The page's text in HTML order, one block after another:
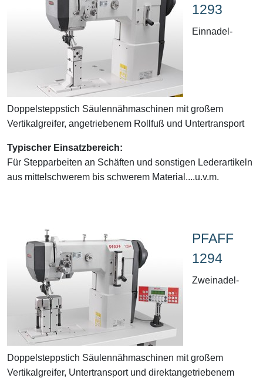
1293
Einnadel-
Doppelsteppstich Säulennähmaschinen mit großem
Vertikalgreifer, angetriebenem Rollfuß und Untertransport
Typischer Einsatzbereich:
Für Stepparbeiten an Schäften und sonstigen Lederartikeln
aus mittelschwerem bis schwerem Material....u.v.m.
PFAFF
1294
Zweinadel-
Doppelsteppstich Säulennähmaschinen mit großem
Vertikalgreifer, Untertransport und direktangetriebenem